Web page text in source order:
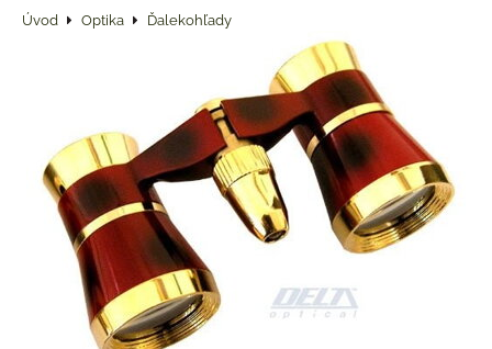
Úvod Optika Ďalekohľady